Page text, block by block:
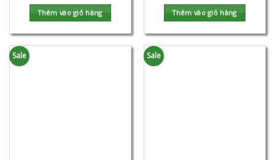
Thêm vào giỏ hàng Thêm vào giỏ hàng
Sale Sale